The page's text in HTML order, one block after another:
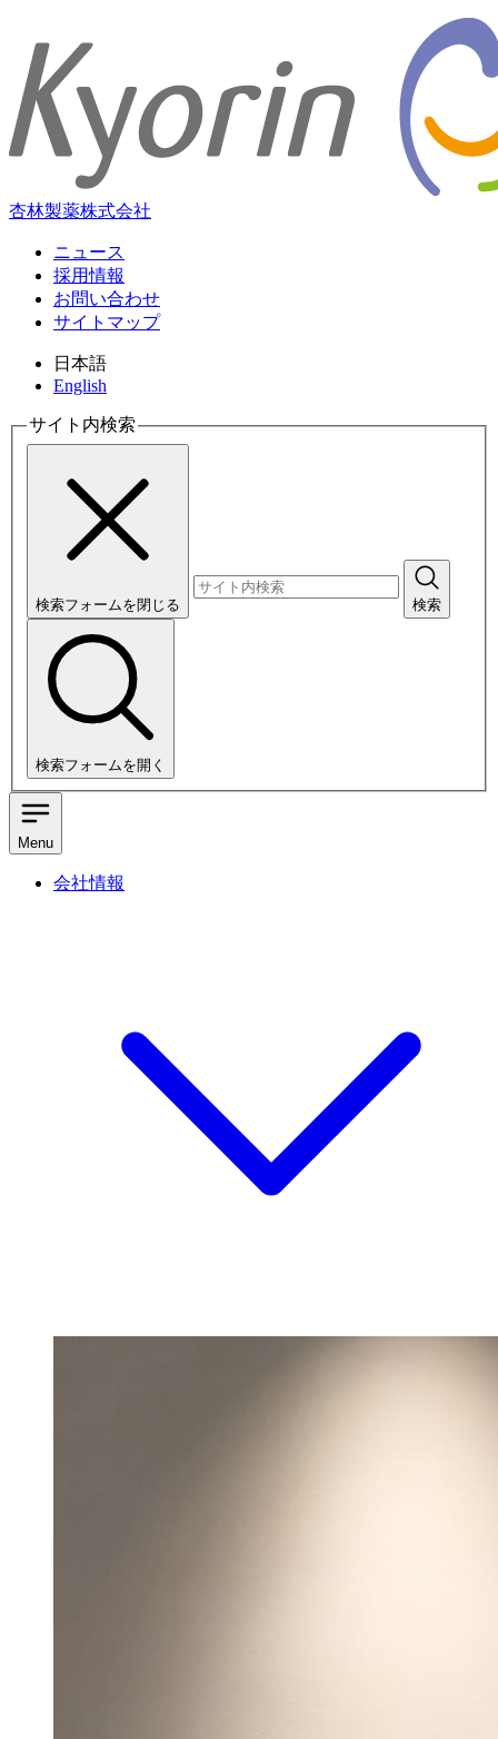
杏林製薬株式会社
ニュース
採用情報
お問い合わせ
サイトマップ
日本語
English
サイト内検索
検索フォームを閉じる 検索
検索フォームを開く
Menu
会社情報